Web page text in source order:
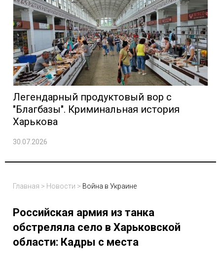
Легендарный продуктовый вор с
"Благбазы". Криминальная история
Харькова
30.07.2026
Главная > Новости > Война в Украине
Российская армия из танка
обстреляла село в Харьковской
области: Кадры с места